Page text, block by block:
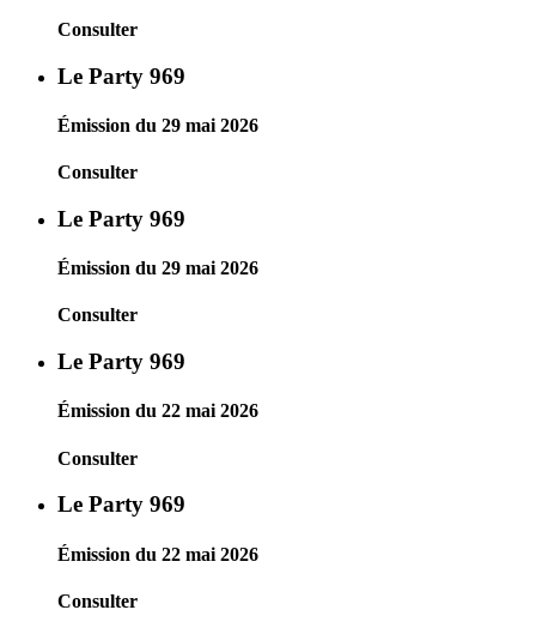
Consulter
Le Party 969
Émission du 29 mai 2026
Consulter
Le Party 969
Émission du 29 mai 2026
Consulter
Le Party 969
Émission du 22 mai 2026
Consulter
Le Party 969
Émission du 22 mai 2026
Consulter